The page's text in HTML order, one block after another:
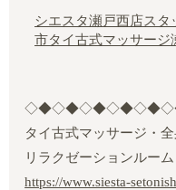
シエスタ瀬戸西店スタ
市タイ古式マッサージ
タイ古式マッサージ・
リラクゼーションルー
https://www.siesta-